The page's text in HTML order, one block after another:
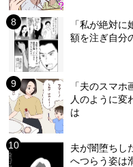
「私が絶対
額を注ぎ自分
「夫のスマ
人のように変
は
夫が闇堕ちし
へつらう姿は